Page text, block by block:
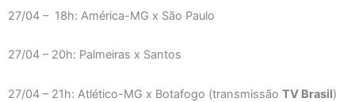
27/04 – 18h: América-MG x São Paulo
27/04 – 20h: Palmeiras x Santos
27/04 – 21h: Atlético-MG x Botafogo (transmissão TV Brasil)